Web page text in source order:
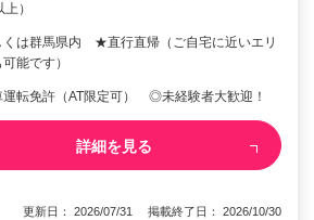
）
くは群馬県内 ★直行直帰（ご自宅に近いエリ
能です）
運転免許（AT限定可） ◎未経験者大歓迎！
詳細を見る
更新日： 2026/07/31 掲載終了日： 2026/10/30